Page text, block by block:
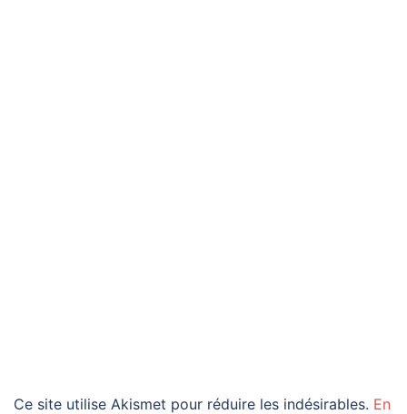
Ce site utilise Akismet pour réduire les indésirables. En